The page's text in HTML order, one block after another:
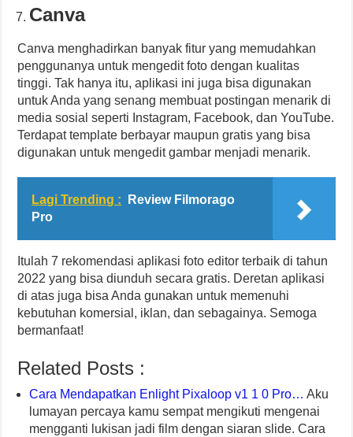
Canva
Canva menghadirkan banyak fitur yang memudahkan
penggunanya untuk mengedit foto dengan kualitas
tinggi. Tak hanya itu, aplikasi ini juga bisa digunakan
untuk Anda yang senang membuat postingan menarik di
media sosial seperti Instagram, Facebook, dan YouTube.
Terdapat template berbayar maupun gratis yang bisa
digunakan untuk mengedit gambar menjadi menarik.
Lagi Trending :
Review Filmorago
Pro
Itulah 7 rekomendasi aplikasi foto editor terbaik di tahun
2022 yang bisa diunduh secara gratis. Deretan aplikasi
di atas juga bisa Anda gunakan untuk memenuhi
kebutuhan komersial, iklan, dan sebagainya. Semoga
bermanfaat!
Related Posts :
Cara Mendapatkan Enlight Pixaloop v1 1 0 Pro… Aku
lumayan percaya kamu sempat mengikuti mengenai
mengganti lukisan jadi film dengan siaran slide. Cara